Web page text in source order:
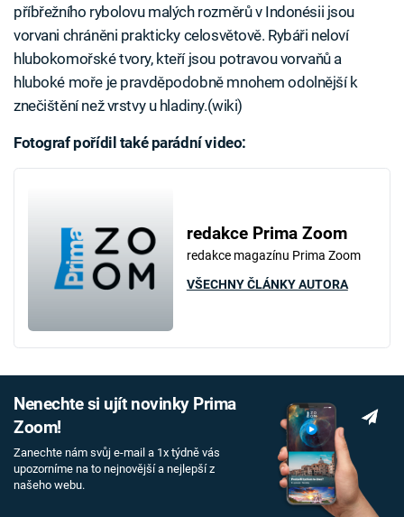
příbřežního rybolovu malých rozměrů v Indonésii jsou
vorvani chráněni prakticky celosvětově. Rybáři neloví
hlubokomořské tvory, kteří jsou potravou vorvaňů a
hluboké moře je pravděpodobně mnohem odolnější k
znečištění než vrstvy u hladiny.(wiki)
Fotograf pořídil také parádní video:
redakce Prima Zoom
redakce magazínu Prima Zoom
VŠECHNY ČLÁNKY AUTORA
Nenechte si ujít novinky Prima
Zoom!
Zanechte nám svůj e-mail a 1x týdně vás
upozorníme na to nejnovější a nejlepší z
našeho webu.